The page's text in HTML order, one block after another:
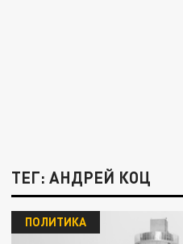
ТЕГ: АНДРЕЙ КОЦ
ПОЛИТИКА